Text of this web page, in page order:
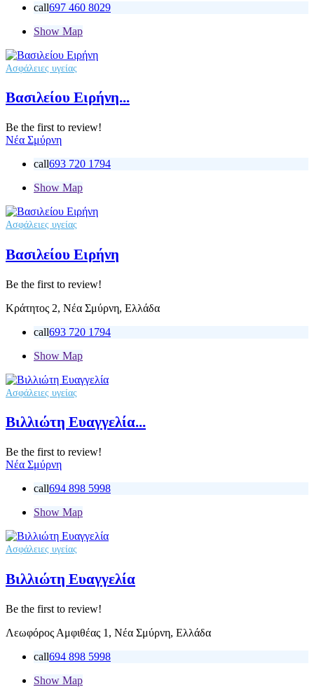
call697 460 8029
Show Map
Ασφάλειες υγείας
Βασιλείου Ειρήνη...
Be the first to review!
Νέα Σμύρνη
call693 720 1794
Show Map
Ασφάλειες υγείας
Βασιλείου Ειρήνη
Be the first to review!
Κράτητος 2, Νέα Σμύρνη, Ελλάδα
call693 720 1794
Show Map
Ασφάλειες υγείας
Βιλλιώτη Ευαγγελία...
Be the first to review!
Νέα Σμύρνη
call694 898 5998
Show Map
Ασφάλειες υγείας
Βιλλιώτη Ευαγγελία
Be the first to review!
Λεωφόρος Αμφιθέας 1, Νέα Σμύρνη, Ελλάδα
call694 898 5998
Show Map